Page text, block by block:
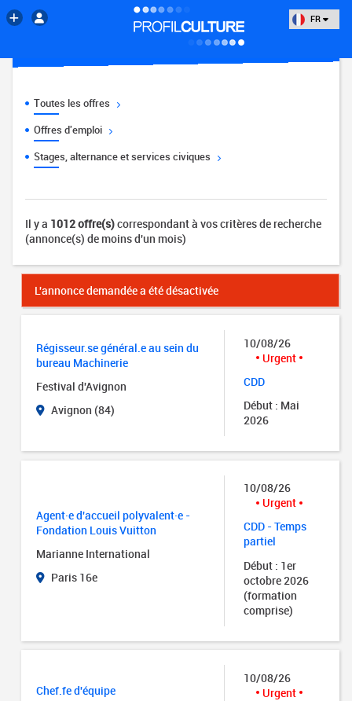
FR
Toutes les offres
Offres d'emploi
Stages, alternance et services civiques
Il y a 1012 offre(s)correspondant à vos critères de recherche
(annonce(s) de moins d'un mois)
L'annonce demandée a été désactivée
Régisseur.se général.e au sein du
bureau Machinerie
Festival d'Avignon
Avignon (84)
10/08/26
Urgent
CDD
Début : Mai
2026
Agent·e d'accueil polyvalent·e -
Fondation Louis Vuitton
Marianne International
Paris 16e
10/08/26
Urgent
CDD - Temps
partiel
Début : 1er
octobre 2026
(formation
comprise)
Chef.fe d'équipe
10/08/26
Urgent